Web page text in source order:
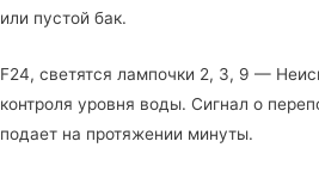
или пустой бак.
F24, светятся лампочки 2, 3, 9 —
контроля уровня воды. Сигнал о
подает на протяжении минуты.